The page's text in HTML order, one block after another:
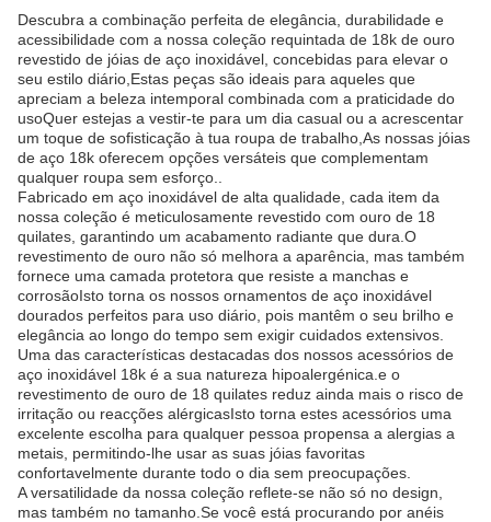
Descubra a combinação perfeita de elegância, durabilidade e
acessibilidade com a nossa coleção requintada de 18k de ouro
revestido de jóias de aço inoxidável, concebidas para elevar o
seu estilo diário,Estas peças são ideais para aqueles que
apreciam a beleza intemporal combinada com a praticidade do
usoQuer estejas a vestir-te para um dia casual ou a acrescentar
um toque de sofisticação à tua roupa de trabalho,As nossas jóias
de aço 18k oferecem opções versáteis que complementam
qualquer roupa sem esforço..
Fabricado em aço inoxidável de alta qualidade, cada item da
nossa coleção é meticulosamente revestido com ouro de 18
quilates, garantindo um acabamento radiante que dura.O
revestimento de ouro não só melhora a aparência, mas também
fornece uma camada protetora que resiste a manchas e
corrosãoIsto torna os nossos ornamentos de aço inoxidável
dourados perfeitos para uso diário, pois mantêm o seu brilho e
elegância ao longo do tempo sem exigir cuidados extensivos.
Uma das características destacadas dos nossos acessórios de
aço inoxidável 18k é a sua natureza hipoalergénica.e o
revestimento de ouro de 18 quilates reduz ainda mais o risco de
irritação ou reacções alérgicasIsto torna estes acessórios uma
excelente escolha para qualquer pessoa propensa a alergias a
metais, permitindo-lhe usar as suas jóias favoritas
confortavelmente durante todo o dia sem preocupações.
A versatilidade da nossa coleção reflete-se não só no design,
mas também no tamanho.Se você está procurando por anéis